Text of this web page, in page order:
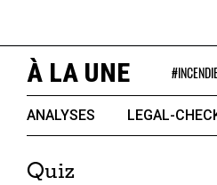
À LA UNE
ANALYSES LEGAL-
Quiz